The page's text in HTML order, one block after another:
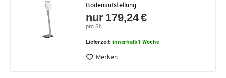
Bodenaufstellung
nur 179,24 €
pro St.
Lieferzeit:innerhalb 1 Woche
Merken